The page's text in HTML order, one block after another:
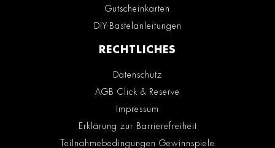
Gutscheinkarten
DIY-Bastelanleitungen
RECHTLICHES
Datenschutz
AGB Click & Reserve
Impressum
Erklärung zur Barrierefreiheit
Teilnahmebedingungen Gewinnspiele